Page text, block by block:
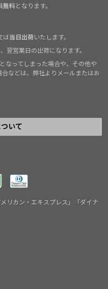
無料となります。
は当日出荷いたします。
翌営業日の出荷になります。
なってしまった場合や、その他や
などは、弊社よりメールまたはお
いて
リカン・エキスプレス」「ダイナ